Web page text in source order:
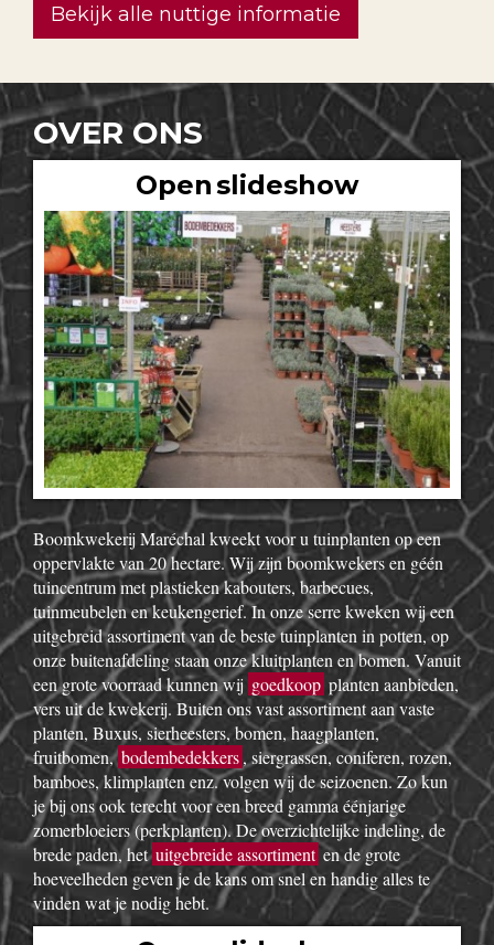
Bekijk alle nuttige informatie
OVER ONS
Open slideshow
Boomkwekerij Maréchal kweekt voor u tuinplanten op een
oppervlakte van 20 hectare. Wij zijn boomkwekers en géén
tuincentrum met plastieken kabouters, barbecues,
tuinmeubelen en keukengerief. In onze serre kweken wij een
uitgebreid assortiment van de beste tuinplanten in potten, op
onze buitenafdeling staan onze kluitplanten en bomen. Vanuit
een grote voorraad kunnen wij goedkoop planten aanbieden,
vers uit de kwekerij. Buiten ons vast assortiment aan vaste
planten, Buxus, sierheesters, bomen, haagplanten,
fruitbomen,bodembedekkers, siergrassen, coniferen, rozen,
bamboes, klimplanten enz. volgen wij de seizoenen. Zo kun
je bij ons ook terecht voor een breed gamma éénjarige
zomerbloeiers (perkplanten). De overzichtelijke indeling, de
brede paden, hetuitgebreide assortiment en de grote
hoeveelheden geven je de kans om snel en handig alles te
vinden wat je nodig hebt.